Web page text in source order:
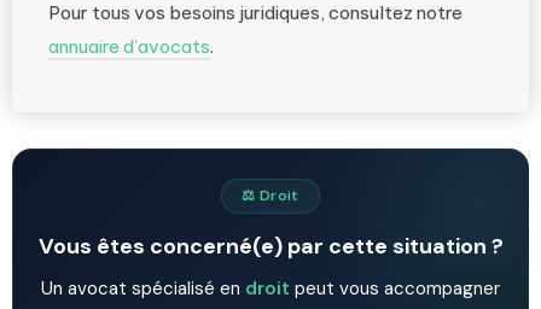
Pour tous vos besoins juridiques, consultez notre
annuaire d’avocats.
⚖️ Droit
Vous êtes concerné(e) par cette situation ?
Un avocat spécialisé en droit peut vous accompagner